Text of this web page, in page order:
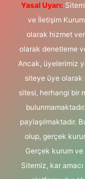
Yasal Uyarı:
ve İletişim
olarak hizmet
olarak denetleme
Ancak, üyelerimiz
siteye üye olarak
sitesi, herhangi bir
paylaşılmaktadır.
olup, gerçek
Gerçek kurum
Sitemiz, kar